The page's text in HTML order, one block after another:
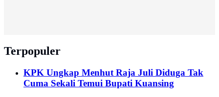
Terpopuler
KPK Ungkap Menhut Raja Juli Diduga Tak
Cuma Sekali Temui Bupati Kuansing